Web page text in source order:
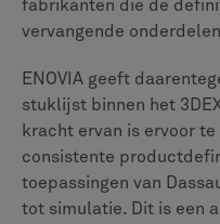
houden met de
Kwaliteit- en
Het waarborgen van de
naleving van
onderhandelbaar, en